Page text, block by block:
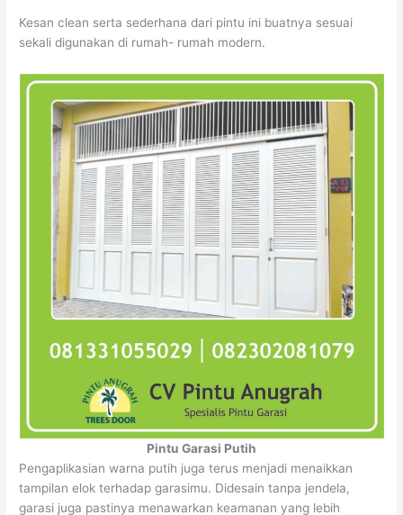
Kesan clean serta sederhana dari pintu ini buatnya sesuai
sekali digunakan di rumah- rumah modern.
Pintu Garasi Putih
Pengaplikasian warna putih juga terus menjadi menaikkan
tampilan elok terhadap garasimu. Didesain tanpa jendela,
garasi juga pastinya menawarkan keamanan yang lebih